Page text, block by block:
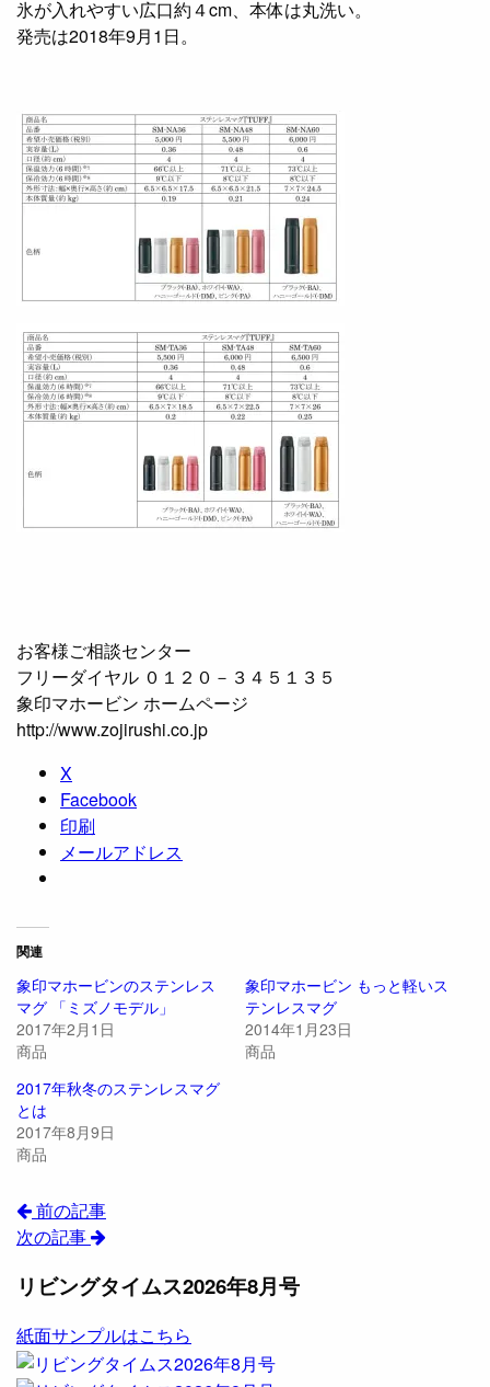
氷が入れやすい広口約４cm、本体は丸洗い。
発売は2018年9月1日。
お客様ご相談センター
フリーダイヤル ０１２０－３４５１３５
象印マホービン ホームページ
http://www.zojirushi.co.jp
X
Facebook
印刷
メールアドレス
関連
象印マホービンのステンレス
マグ 「ミズノモデル」
2017年2月1日
商品
象印マホービン もっと軽いス
テンレスマグ
2014年1月23日
商品
2017年秋冬のステンレスマグ
とは
2017年8月9日
商品
前の記事
次の記事
リビングタイムス2026年8月号
紙面サンプルはこちら